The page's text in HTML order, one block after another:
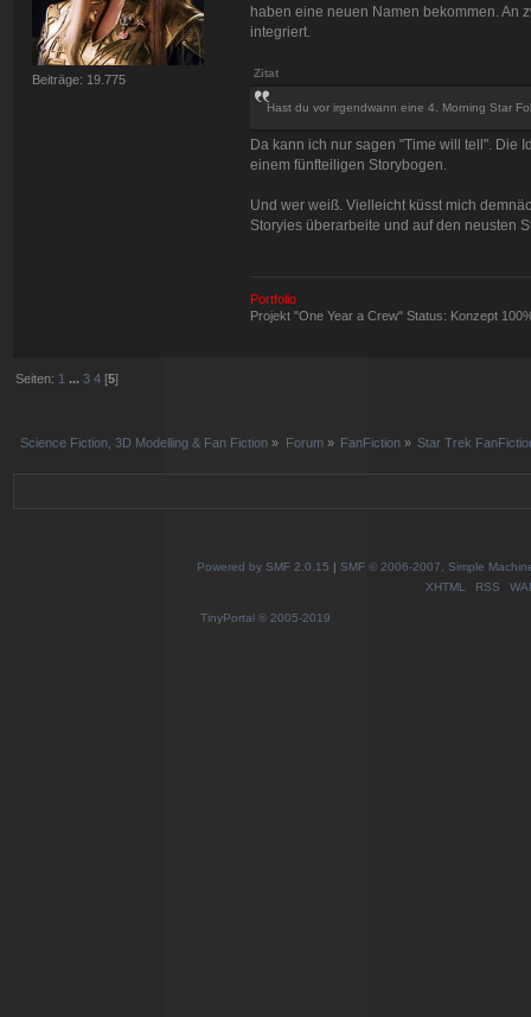
Beiträge: 19.775
haben eine neuen Namen bekommen. An
integriert.
Zitat
Hast du vor irgendwann eine 4. Morning Star
Da kann ich nur sagen "Time will tell". Die
einem fünfteiligen Storybogen.
Und wer weiß. Vielleicht küsst mich
Storyies überarbeite und auf den neusten
Portfolio
Projekt "One Year a Crew" Status: Konzept
Seiten: 1 ...3 4 [5]
Science Fiction, 3D Modelling & Fan Fiction » Forum» FanFiction » Star Trek
Powered by SMF 2.0.15 | SMF © 2006-2007, Simple
XHTML
RSS
TinyPortal © 2005-2019